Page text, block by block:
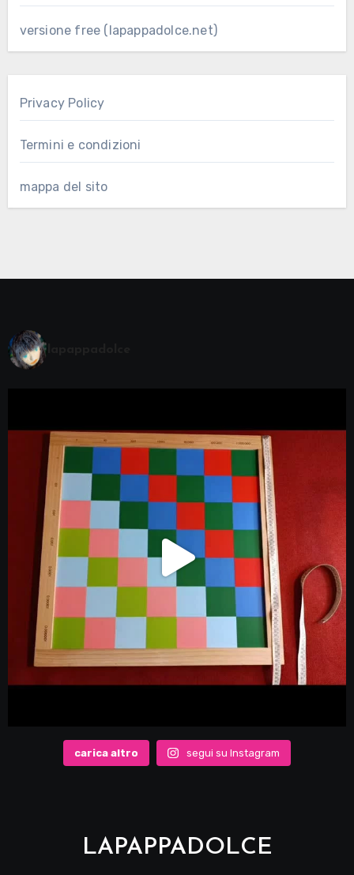
versione free (lapappadolce.net)
Privacy Policy
Termini e condizioni
mappa del sito
carica altro segui su Instagram
LAPAPPADOLCE